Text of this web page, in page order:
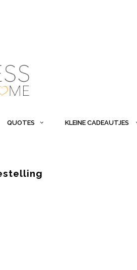
QUOTES KLEINE CADEAUTJES